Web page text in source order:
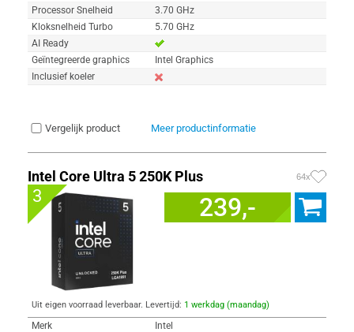
Processor Snelheid
3.70 GHz
Kloksnelheid Turbo
5.70 GHz
AI Ready
Geïntegreerde graphics
Intel Graphics
Inclusief koeler
Vergelijk product Meer productinformatie
Intel Core Ultra 5 250K Plus 64x
3 239,-
Uit eigen voorraad leverbaar. Levertijd: 1 werkdag (maandag)
Merk
Intel